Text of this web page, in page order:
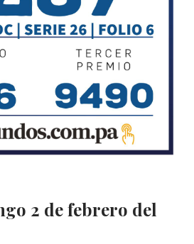
2 de febrero del